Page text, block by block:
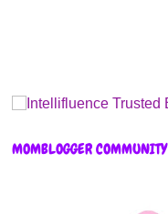
MOMBLOGGER COMMUNITY